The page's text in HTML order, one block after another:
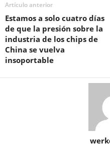
Artículo anterior
Estamos a solo cuatro días
de que la presión sobre la
industria de los chips de
China se vuelva
insoportable